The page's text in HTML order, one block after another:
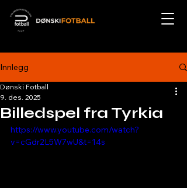
Innlegg
Billedspel fra Tyrkia
Dønski Fotball
9. des. 2025
https://www.youtube.com/watch?
v=cGdr2L5W7wU&t=14s